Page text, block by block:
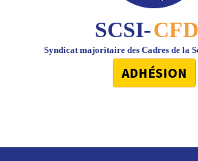
SCSI-
Syndicat majoritaire des Cadres de la
ADHÉSION